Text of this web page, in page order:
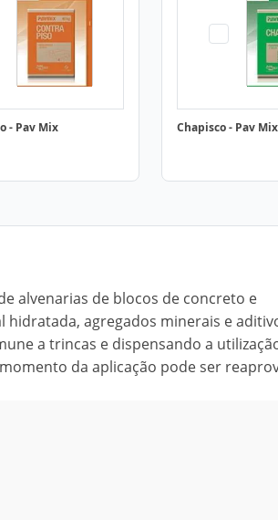
- Pav Mix Chapisco - Pav Mix
alvenarias de blocos de concreto e
agregados minerais e
a trincas e dispensando a
da aplicação pode ser